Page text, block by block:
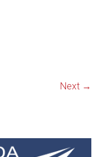
Next →